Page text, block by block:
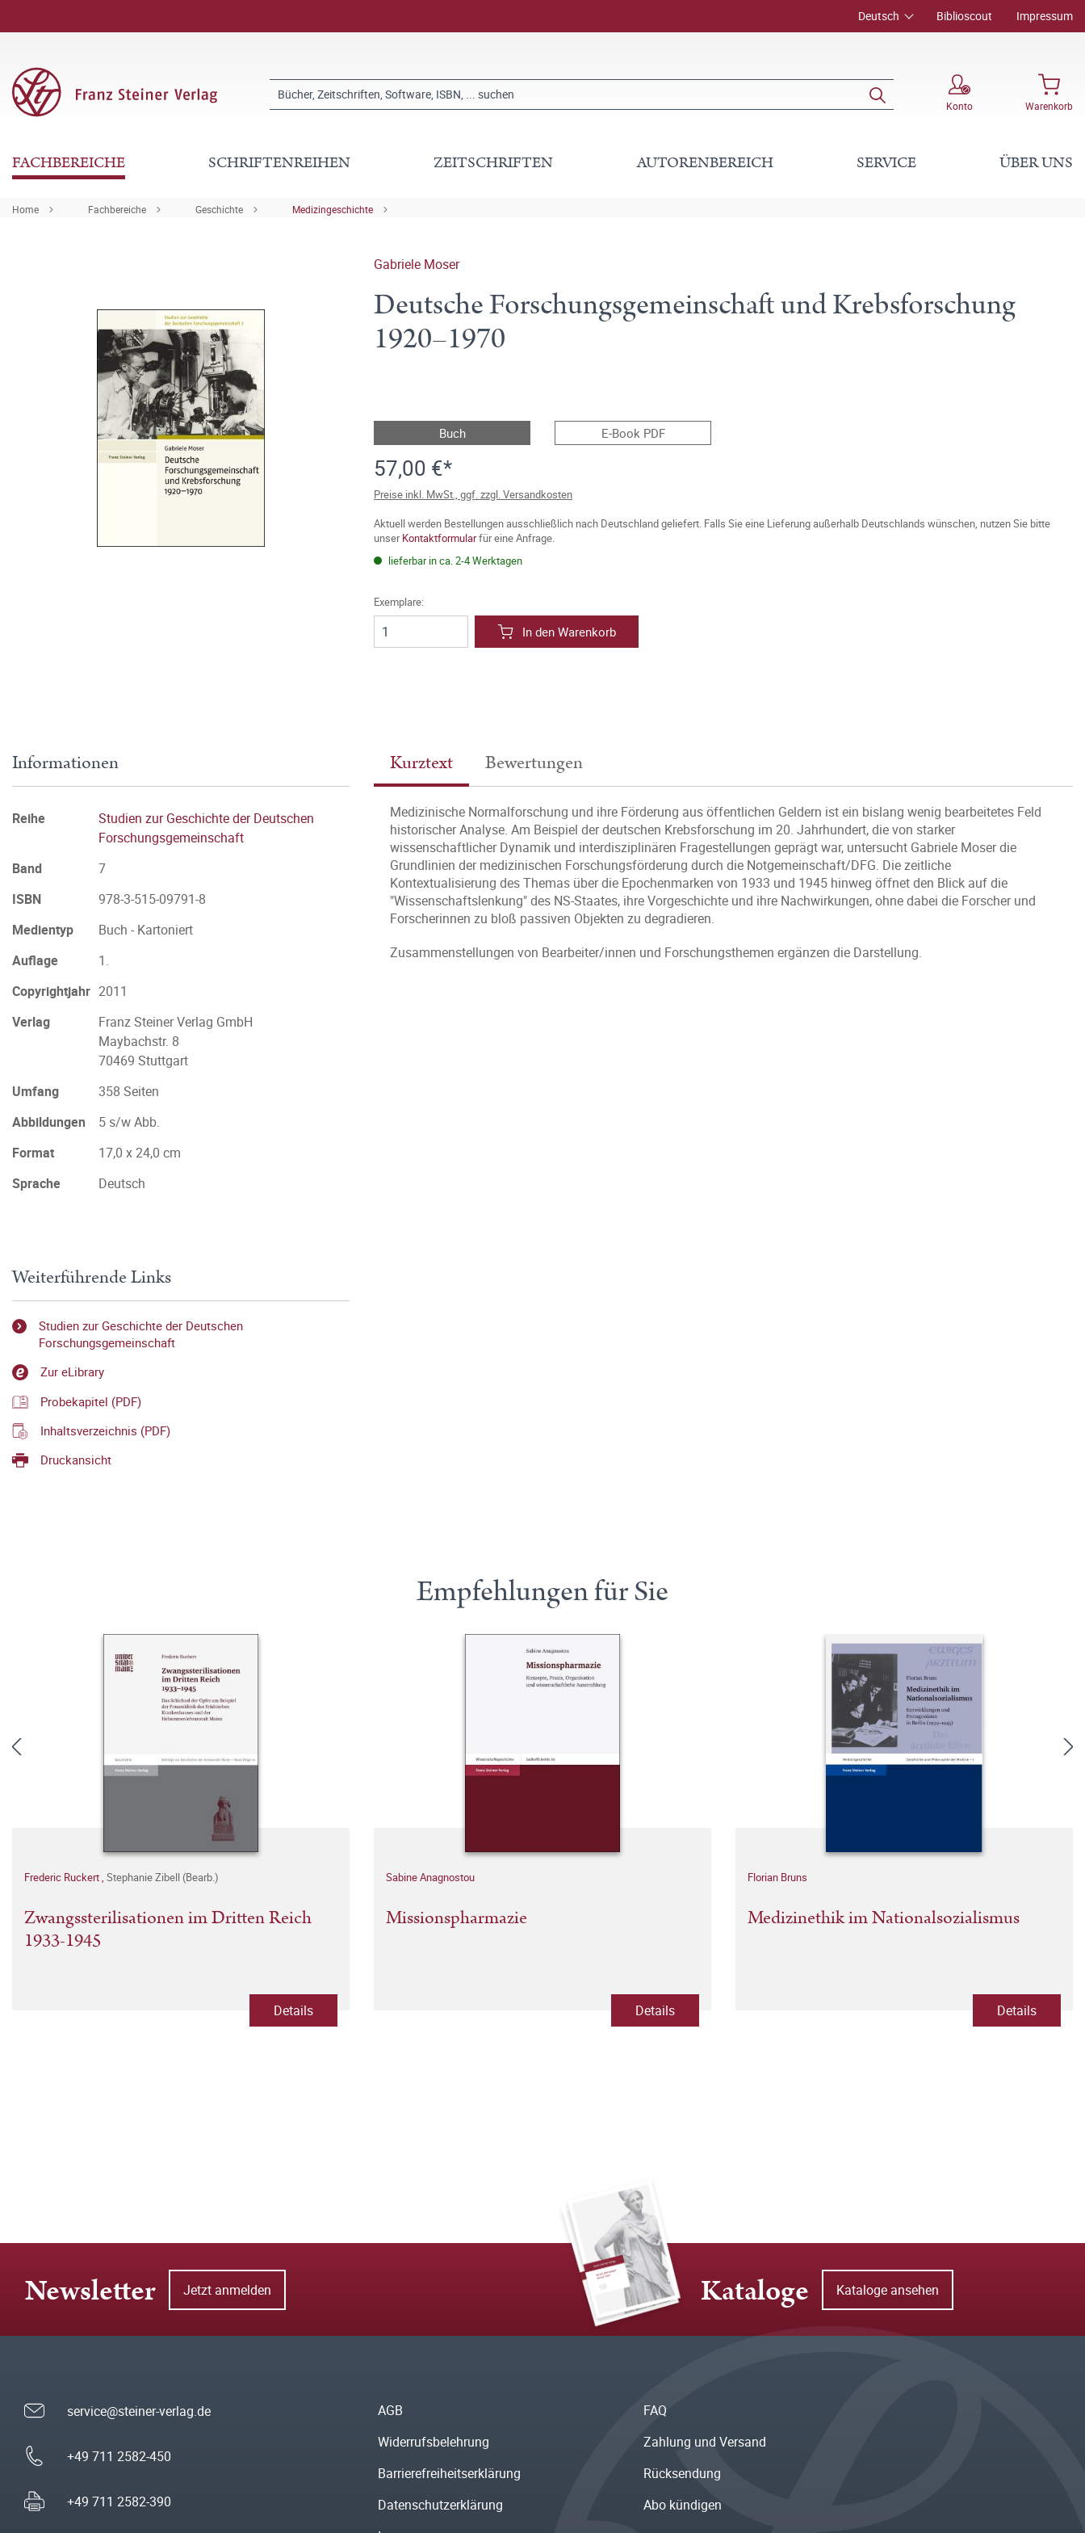
Deutsch Biblioscout Impressum
Konto Warenkorb
FACHBEREICHE SCHRIFTENREIHEN ZEITSCHRIFTEN AUTORENBEREICH SERVICE ÜBER UNS
Home Fachbereiche Geschichte Medizingeschichte
Gabriele Moser
Deutsche Forschungsgemeinschaft und Krebsforschung
1920–1970
Buch E-Book PDF
57,00 €*
Preise inkl. MwSt., ggf. zzgl. Versandkosten
Aktuell werden Bestellungen ausschließlich nach Deutschland geliefert. Falls Sie eine Lieferung außerhalb Deutschlands wünschen, nutzen Sie bitte
unserKontaktformularfür eine Anfrage.
lieferbar in ca. 2-4 Werktagen
Exemplare:
In den Warenkorb
Kurztext Bewertungen
Medizinische Normalforschung und ihre Förderung aus öffentlichen Geldern ist ein bislang wenig bearbeitetes Feld
historischer Analyse. Am Beispiel der deutschen Krebsforschung im 20. Jahrhundert, die von starker
wissenschaftlicher Dynamik und interdisziplinären Fragestellungen geprägt war, untersucht Gabriele Moser die
Grundlinien der medizinischen Forschungsförderung durch die Notgemeinschaft/DFG. Die zeitliche
Kontextualisierung des Themas über die Epochenmarken von 1933 und 1945 hinweg öffnet den Blick auf die
"Wissenschaftslenkung" des NS-Staates, ihre Vorgeschichte und ihre Nachwirkungen, ohne dabei die Forscher und
Forscherinnen zu bloß passiven Objekten zu degradieren.
Zusammenstellungen von Bearbeiter/innen und Forschungsthemen ergänzen die Darstellung.
Informationen
Reihe
Studien zur Geschichte der Deutschen
Forschungsgemeinschaft
Band
7
ISBN
978-3-515-09791-8
Medientyp
Buch - Kartoniert
Auflage
1.
Copyrightjahr 2011
Verlag
Franz Steiner Verlag GmbH
Maybachstr. 8
70469 Stuttgart
Umfang
358 Seiten
Abbildungen
5 s/w Abb.
Format
17,0 x 24,0 cm
Sprache
Deutsch
Weiterführende Links
Studien zur Geschichte der Deutschen
Forschungsgemeinschaft
Zur eLibrary
Probekapitel (PDF)
Inhaltsverzeichnis (PDF)
Druckansicht
Empfehlungen für Sie
Frederic Ruckert, Stephanie Zibell (Bearb.)
Zwangssterilisationen im Dritten Reich
1933-1945
Details
Sabine Anagnostou
Missionspharmazie
Details
Florian Bruns
Medizinethik im Nationalsozialismus
Details
Newsletter Jetzt anmelden Kataloge Kataloge ansehen
service@steiner-verlag.de
+49 711 2582-450
+49 711 2582-390
AGB
Widerrufsbelehrung
Barrierefreiheitserklärung
Datenschutzerklärung
FAQ
Zahlung und Versand
Rücksendung
Abo kündigen